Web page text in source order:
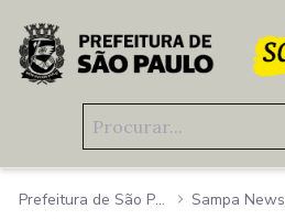
Pular para o Conteúdo principal
Prefeitura de São Paulo Sampa News